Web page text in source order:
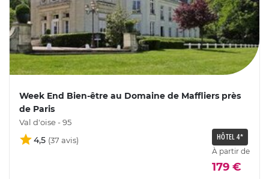
Week End Bien-être au Domaine de Maffliers près
de Paris
Val d'oise - 95
4,5 HÔTEL 4*
À partir de
179 €